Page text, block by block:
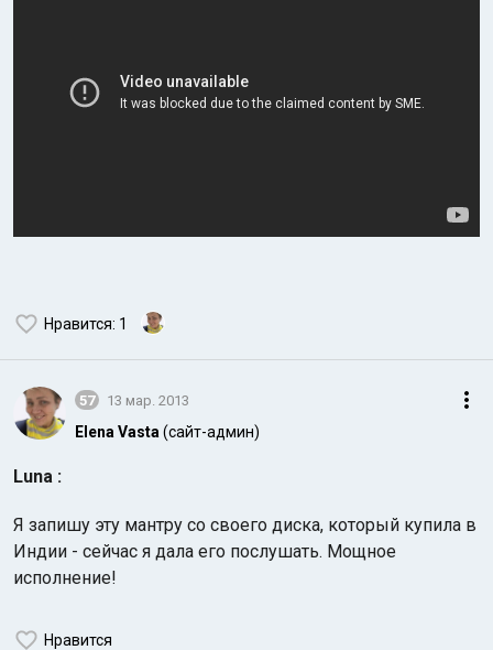
Нравится: 1
57 13 мар. 2013
Elena Vasta (сайт-админ)
Luna :
Я запишу эту мантру со своего диска, который купила в
Индии - сейчас я дала его послушать. Мощное
исполнение!
Нравится